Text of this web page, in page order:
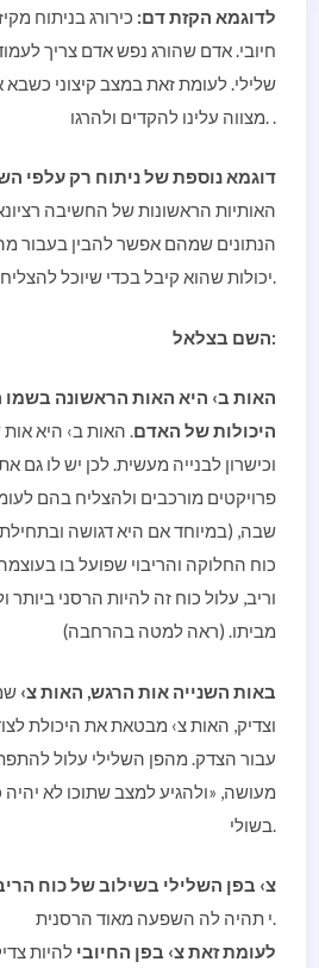
לדוגמא הקזת דם: כירורג בניתוח
חיובי. אדם שהורג נפש אדם צריך
שלילי. לעומת זאת במצב קיצוני
דוגמא נוספת של ניתוח רק עלפי
האותיות הראשונות של החשיבה
הנתונים שמהם אפשר להבין בעבור
יכולות שהוא קיבל בכדי שיוכל להצליח ולהגשים את ייעודו.
השם בצלאל:
האות ב› היא האות הראשונה
היכולות של האדם. האות ב› היא אות
וכישרון לבנייה מעשית. לכן יש לו גם
פרויקטים מורכבים ולהצליח בהם
שבה, (במיוחד אם היא דגושה
כוח החלוקה והריבוי שפועל בו
וריב, עלול כוח זה להיות הרסני ביותר
מביתו. (ראה למטה בהרחבה)
באות השנייה אות הרגש, האות צ›
וצדיק, האות צ› מבטאת את היכולת
עבור הצדק. מהפן השלילי עלול
מעושה, «ולהגיע למצב שתוכו לא יהיה
צ› בפן השלילי בשילוב של כוח
י תהיה לה השפעה מאוד הרסנית.
לעומת זאת צ› בפן החיובי להיות